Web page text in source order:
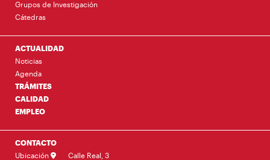
Grupos de Investigación
Cátedras
ACTUALIDAD
Noticias
Agenda
TRÁMITES
CALIDAD
EMPLEO
CONTACTO
Ubicación
Calle Real, 3